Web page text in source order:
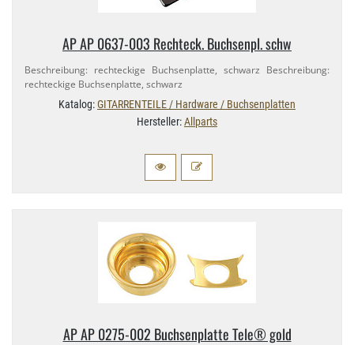
AP AP 0637-​003 Rechteck. Buchsenpl. schw
Beschreibung: rechteckige Buchsenplatte, schwarz Beschreibung:
rechteckige Buchsenplatte, schwarz
Katalog:GITARRENTEILE / Hardware / Buchsenplatten
Hersteller:Allparts
AP AP 0275-​002 Buchsenplatte Tele® gold